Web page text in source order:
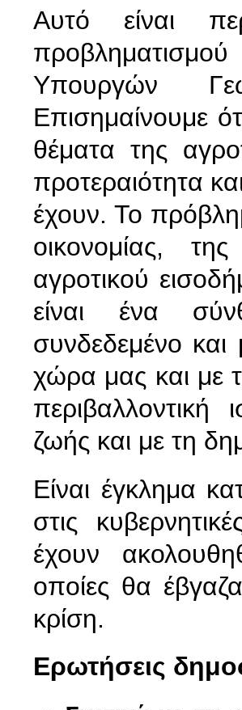
Αυτό είναι
Υπουργών
Επισημαίνουμε
θέματα της
προτεραιότητα
έχουν. Το
οικονομίας,
αγροτικού
είναι ένα
συνδεδεμένο
χώρα μας και με
ζωής και με τη
Είναι έγκλημα
στις
έχουν
οποίες θα
κρίση.
Ερωτήσεις